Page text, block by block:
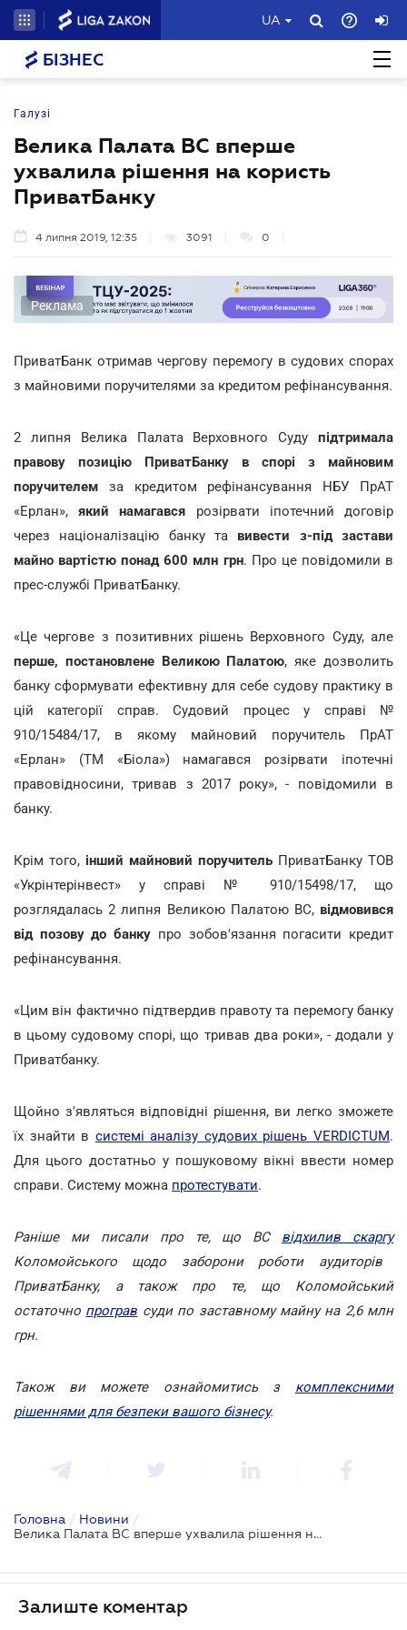
UA
БІЗНЕС
Галузі
Велика Палата ВС вперше
ухвалила рішення на користь
ПриватБанку
4 липня 2019, 12:35 3091 0
Реклама
ПриватБанк отримав чергову перемогу в судових спорах
з майновими поручителями за кредитом рефінансування.
2 липня Велика Палата Верховного Суду підтримала
правову позицію ПриватБанку в спорі з майновим
поручителем за кредитом рефінансування НБУ ПрАТ
«Ерлан»,який намагався розірвати іпотечний договір
через націоналізацію банку та вивести з-під застави
майно вартістю понад 600 млн грн. Про це повідомили в
прес-службі ПриватБанку.
«Це чергове з позитивних рішень Верховного Суду, але
перше, постановлене Великою Палатою, яке дозволить
банку сформувати ефективну для себе судову практику в
цій категорії справ. Судовий процес у справі №
910/15484/17, в якому майновий поручитель ПрАТ
«Ерлан» (ТМ «Біола») намагався розірвати іпотечні
правовідносини, тривав з 2017 року», - повідомили в
банку.
Крім того, інший майновий поручитель ПриватБанку ТОВ
«Укрінтерінвест» у справі № 910/15498/17, що
розглядалась 2 липня Великою Палатою ВС, відмовився
від позову до банку про зобов'язання погасити кредит
рефінансування.
«Цим він фактично підтвердив правоту та перемогу банку
в цьому судовому спорі, що тривав два роки», - додали у
Приватбанку.
Щойно з'являться відповідні рішення, ви легко зможете
їх знайти в системі аналізу судових рішень VERDICTUM.
Для цього достатньо у пошуковому вікні ввести номер
справи. Систему можна протестувати.
Раніше ми писали про те, що ВС відхилив скаргу
Коломойського щодо заборони роботи аудиторів
ПриватБанку, а також про те, що Коломойський
остаточно програв суди по заставному майну на 2,6 млн
грн.
Також ви можете ознайомитись з комплексними
рішеннями для безпеки вашого бізнесу.
Головна / Новини /
Велика Палата ВС вперше ухвалила рішення на користь ПриватБанку
Залиште коментар